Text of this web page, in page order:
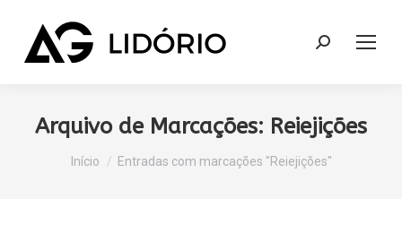
Search:
Arquivo de Marcações: Reiejições
Você está aqui:
Início Entradas com marcações "Reiejições"